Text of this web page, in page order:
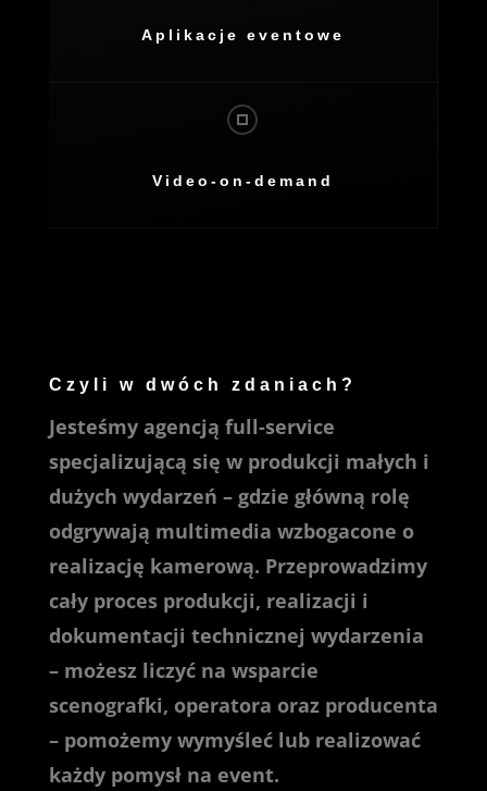
Aplikacje eventowe
Video-on-demand
Czyli w dwóch zdaniach?
Jesteśmy agencją full-service
specjalizującą się w produkcji małych i
dużych wydarzeń – gdzie główną rolę
odgrywają multimedia wzbogacone o
realizację kamerową. Przeprowadzimy
cały proces produkcji, realizacji i
dokumentacji technicznej wydarzenia
– możesz liczyć na wsparcie
scenografki, operatora oraz producenta
– pomożemy wymyśleć lub realizować
każdy pomysł na event.